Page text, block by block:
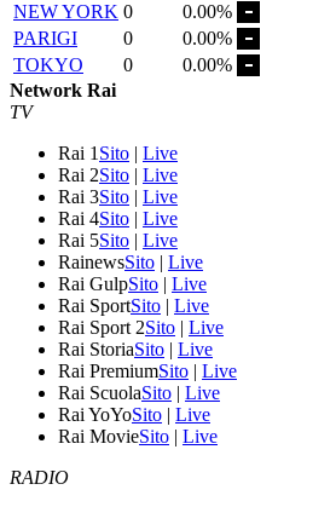
NEW YORK 0
0.00%
PARIGI
0
0.00%
TOKYO
0
0.00%
Network Rai
TV
Rai 1 Sito | Live
Rai 2Sito | Live
Rai 3Sito | Live
Rai 4Sito | Live
Rai 5Sito | Live
RainewsSito | Live
Rai GulpSito | Live
Rai SportSito | Live
Rai Sport 2Sito | Live
Rai StoriaSito | Live
Rai PremiumSito | Live
Rai ScuolaSito | Live
Rai YoYoSito | Live
Rai MovieSito | Live
RADIO